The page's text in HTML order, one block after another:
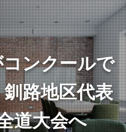
ンクールで
路地区代表
道大会へ